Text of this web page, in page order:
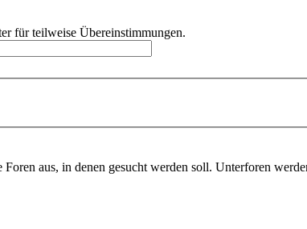
für teilweise Übereinstimmungen.
aus, in denen gesucht werden soll. Unterforen